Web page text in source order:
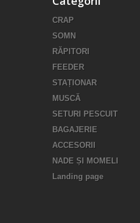
CRAP
SOMN
RĂPITORI
FEEDER
STAȚIONAR
MUSCĂ
SETURI PESCUIT
BAGAJERIE
ACCESORII
NADE ȘI MOMELI
Landing page